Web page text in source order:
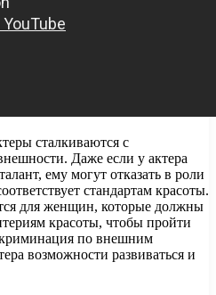
сталкиваются с
Даже если у актера
ему могут отказать в роли
стандартам красоты.
для женщин, которые должны
красоты, чтобы пройти
по внешним
возможности развиваться и